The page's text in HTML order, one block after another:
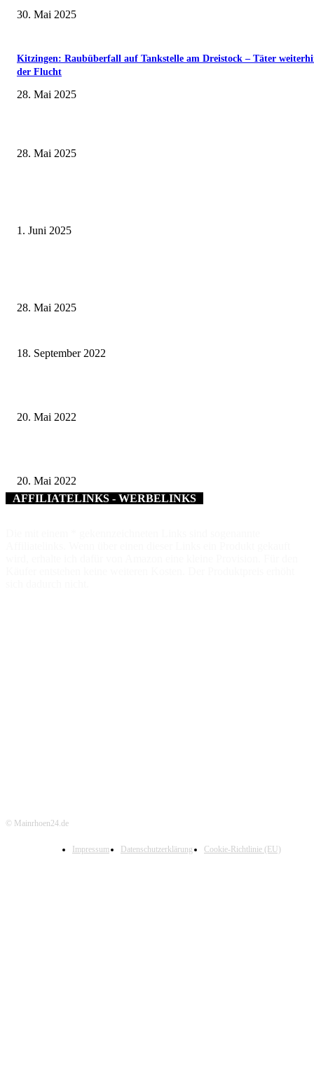
30. Mai 2025
Kitzingen: Raubüberfall auf Tankstelle am Dreistock – Täter
der Flucht
28. Mai 2025
28. Mai 2025
1. Juni 2025
28. Mai 2025
18. September 2022
20. Mai 2022
20. Mai 2022
AFFILIATELINKS - WERBELINKS
© Mainrhoen24.de
Impressum Datenschutzerklärung Cookie-Richtlinie (EU)